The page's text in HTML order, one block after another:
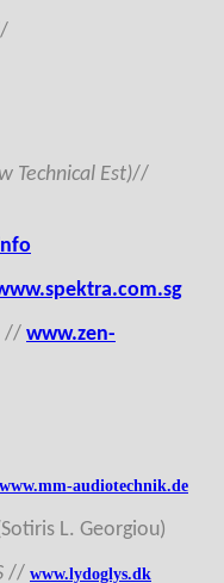
Technical Est)//
// www.zen-
www.mm-audiotechnik.de
L. Georgiou)
// www.lydoglys.dk